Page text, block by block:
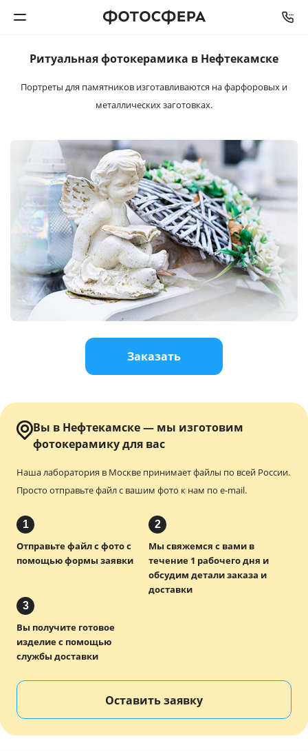
Печать фото
Календари
Интерьерная печать
Фотоподарки
Багетная мастерская
Полиграфия
Услуги и сервис
Ритуальнаяфотокерамика в Нефтекамске
Портреты для памятников изготавливаются на фарфоровых и
металлических заготовках.
Заказать
Вы в Нефтекамске — мы изготовим
фотокерамику для вас
Наша лаборатория в Москве принимает файлы по всей России.
Просто отправьте файл с вашим фото к нам по e-mail.
1
Отправьте файл с фото с
помощью формы заявки
2
Мы свяжемся с вами в
течение 1 рабочего дня и
обсудим детали заказа и
доставки
3
Вы получите готовое
изделие с помощью
службы доставки
Оставить заявку